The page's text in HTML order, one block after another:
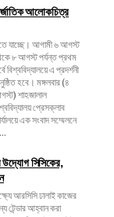
আলোকচিত্র
উদ্যোগ সিসিকের,